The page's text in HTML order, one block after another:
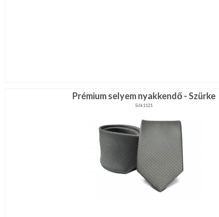
Prémium selyem nyakkendő - Szürke
Silk1121